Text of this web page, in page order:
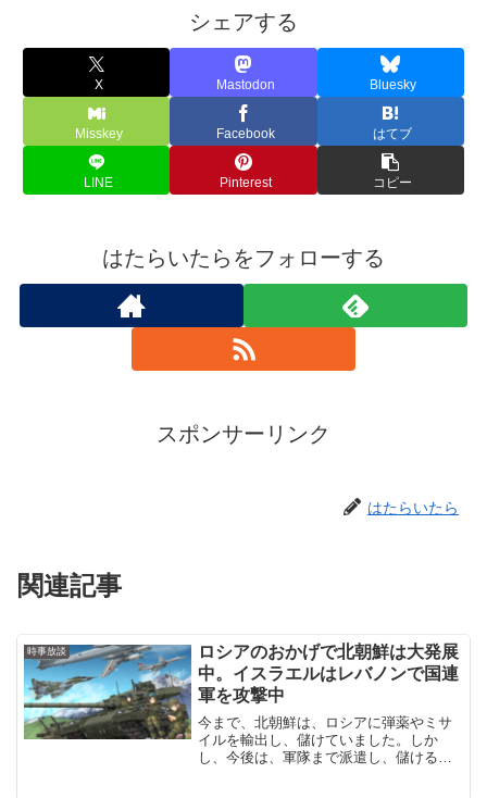
シェアする
X Mastodon Bluesky
Misskey Facebook はてブ
LINE Pinterest コピー
はたらいたらをフォローする
スポンサーリンク
はたらいたら
関連記事
時事放談
ロシアのおかげで北朝鮮は大発展
中。イスラエルはレバノンで国連
軍を攻撃中
今まで、北朝鮮は、ロシアに弾薬やミサ
イルを輸出し、儲けていました。しか
し、今後は、軍隊まで派遣し、儲ける作